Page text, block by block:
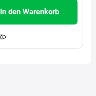
In den Warenkorb